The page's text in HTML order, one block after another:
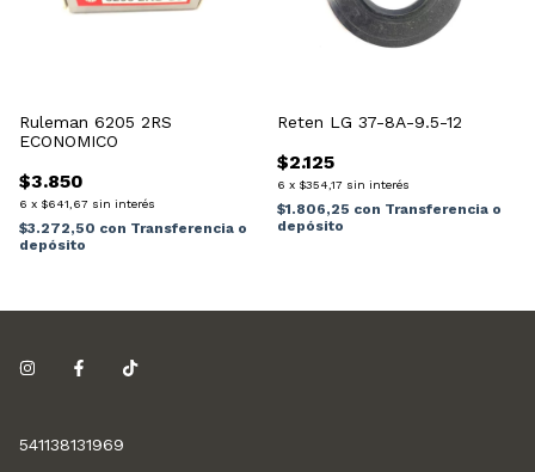
Ruleman 6205 2RS
ECONOMICO
$3.850
6 x $641,67 sin interés
$3.272,50 con Transferencia o
depósito
Reten LG 37-8A-9.5-12
$2.125
6 x $354,17 sin interés
$1.806,25 con Transferencia o
depósito
541138131969